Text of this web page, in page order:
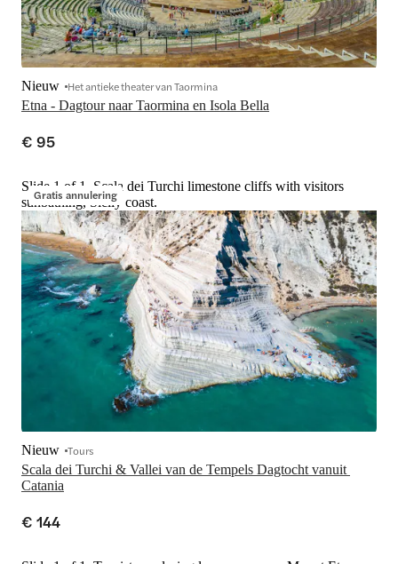
Etna - Dagtour naar Taormina en Isola Bella
Nieuw Het antieke theater van Taormina
€ 95
Gratis annulering
Slide 1 of 1, Scala dei Turchi limestone cliffs with visitors
sunbathing, Sicily coast.
Scala dei Turchi & Vallei van de Tempels Dagtocht vanuit
Catania
Nieuw Tours
€ 144